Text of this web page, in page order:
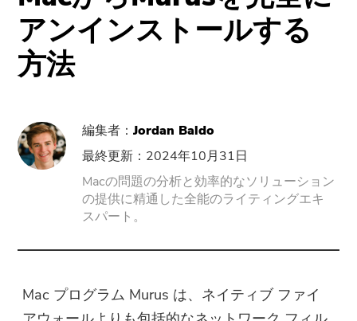
PowerMyMac
PowerUninstall
Screen Recorder
PDFコンプレッサー
オンラインツール
無料動画変換
アンインストールする
方法
編集者： Jordan Baldo
最終更新：2024年10月31日
Macの問題の分析と効率的なソリューション
の提供に精通した全能のライティングエキ
スパート。
Mac プログラム Murus は、ネイティブ ファイ